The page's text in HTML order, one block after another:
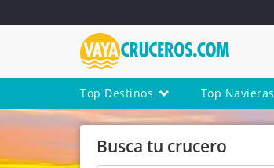
Top Destinos Top Navieras
Busca tu crucero